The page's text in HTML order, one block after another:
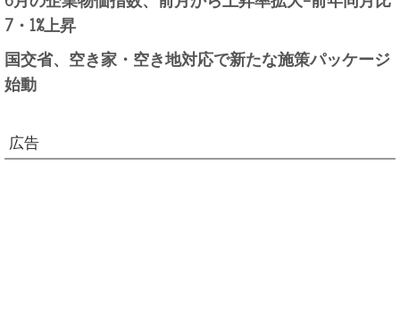
7・1%上昇
国交省、空き家・空き地対応で新たな施策パッケージ
始動
広告